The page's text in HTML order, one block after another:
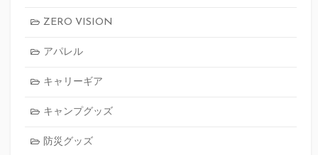
ZERO VISION
アパレル
キャリーギア
キャンプグッズ
防災グッズ